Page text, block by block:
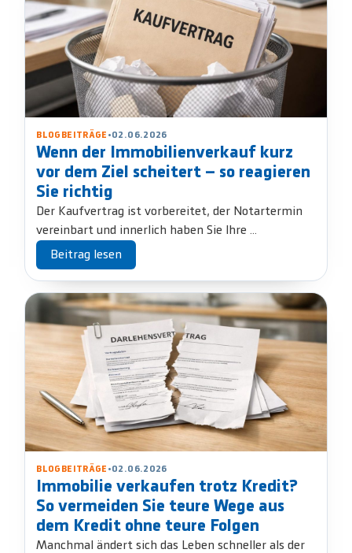
BLOGBEITRÄGE •02.06.2026
Wenn der Immobilienverkauf kurz
vor dem Ziel scheitert – so reagieren
Sie richtig
Der Kaufvertrag ist vorbereitet, der Notartermin
vereinbart und innerlich haben Sie Ihre ...
Beitrag lesen
BLOGBEITRÄGE •02.06.2026
Immobilie verkaufen trotz Kredit?
So vermeiden Sie teure Wege aus
dem Kredit ohne teure Folgen
Manchmal ändert sich das Leben schneller als der